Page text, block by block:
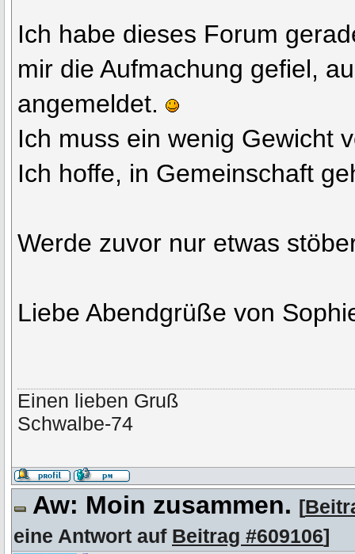
Ich habe dieses Forum
mir die Aufmachung gefiel,
angemeldet.
Ich muss ein wenig Gewicht
Ich hoffe, in Gemeinschaft
Werde zuvor nur etwas
Liebe Abendgrüße von
Einen lieben Gruß
Schwalbe-74
Aw: Moin zusammen. [
eine Antwort auf Beitrag #609106]